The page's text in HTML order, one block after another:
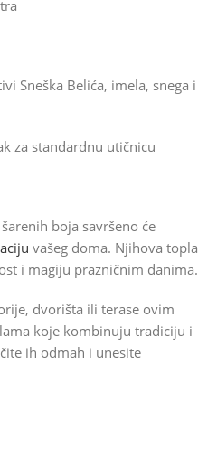
Sneška Belića, imela, snega i
za standardnu utičnicu
boja savršeno će
vašeg doma. Njihova topla
i magiju prazničnim danima.
dvorišta ili terase ovim
koje kombinuju tradiciju i
ih odmah i unesite